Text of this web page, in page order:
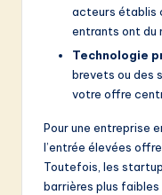
acteurs établis
entrants ont du
Technologie
brevets ou des
votre offre
Pour une entreprise
l’entrée élevées
Toutefois, les
barrières plus